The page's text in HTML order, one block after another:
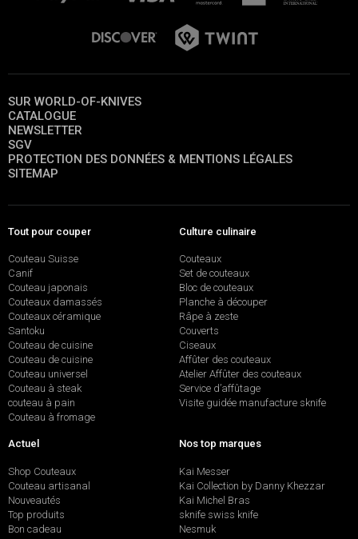
SUR WORLD-OF-KNIVES
CATALOGUE
NEWSLETTER
SGV
PROTECTION DES DONNÉES & MENTIONS LÉGALES
SITEMAP
Tout pour couper
Couteau Suisse
Canif
Couteau japonais
Couteaux damassés
Couteaux céramique
Santoku
Couteau de cuisine
Couteau de cuisine
Couteau universel
Couteau à steak
couteau à pain
Couteau à fromage
Culture culinaire
Couteaux
Set de couteaux
Bloc de couteaux
Planche à découper
Râpe à zeste
Couverts
Ciseaux
Affûter des couteaux
Atelier Affûter des couteaux
Service d’affûtage
Visite guidée manufacture sknife
Actuel
Shop Couteaux
Couteau artisanal
Nouveautés
Top produits
Bon cadeau
Nos top marques
Kai Messer
Kai Collection by Danny Khezzar
Kai Michel Bras
sknife swiss knife
Nesmuk